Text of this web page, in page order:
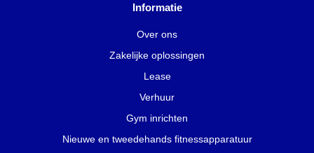
Informatie
Over ons
Zakelijke oplossingen
Lease
Verhuur
Gym inrichten
Nieuwe en tweedehands fitnessapparatuur